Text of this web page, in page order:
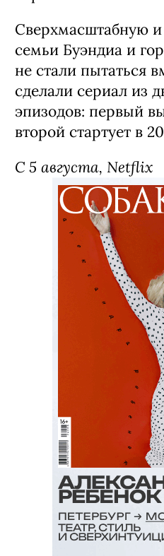
Сверхмасштабную
семьи Буэндиа и
не стали пытаться
сделали сериал из
эпизодов: первый
второй стартует в
С 5 августа, Netflix